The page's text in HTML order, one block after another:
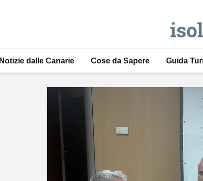
Notizie dalle Canarie Cose da Sapere Guida